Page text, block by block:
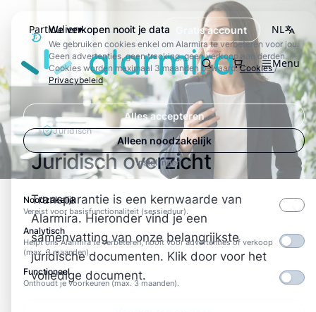
Particulier NL
Gratis account
Alarmira
Menu
Zoeken
Juridisch
Juridisch overzicht
Transparantie is een kernwaarde van
Alarmira. Hieronder vind je een
samenvatting van onze belangrijkste
juridische documenten. Klik door voor het
volledige document.
We verkopen nooit je data
We gebruiken cookies enkel om Alarmira te verbeteren voor jou.
Geen advertenties, geen tracking, geen verkoop aan derden.
Cookies worden maximaal 3 maanden bewaard.Cookies/
Privacybeleid
Alles accepteren
Alleen noodzakelijk
Instellingen
Noodzakelijk
Vereist voor basisfunctionaliteit (sessieduur).
Analytisch
Helpt ons Alarmira te verbeteren, nooit voor advertenties of verkoop
(max. 3 maanden).
Functioneel
Onthoudt je voorkeuren (max. 3 maanden).